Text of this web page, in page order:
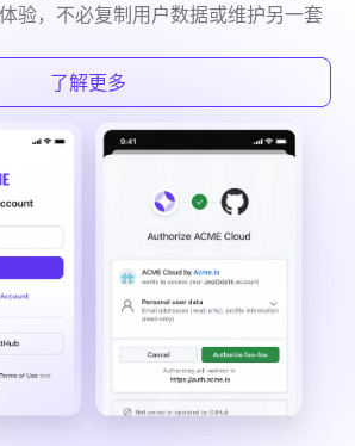
验，不必复制用户数据或维护另一套
了解更多